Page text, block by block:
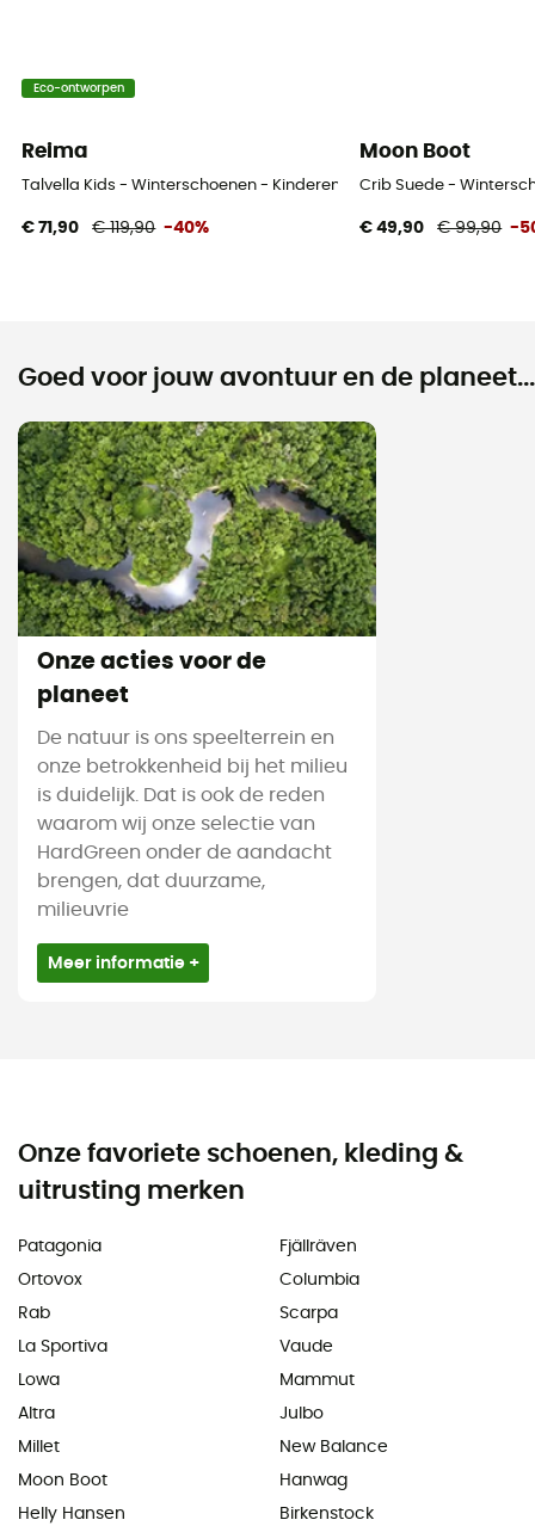
Eco-ontworpen
Reima
Talvella Kids - Winterschoenen - Kinderen
€ 71,90 € 119,90 -40%
Moon Boot
Crib Suede -
€ 49,90 € 99,90 -
Goed voor jouw avontuur en de planeet...
Onze acties voor de
planeet
De natuur is ons speelterrein en
onze betrokkenheid bij het milieu
is duidelijk. Dat is ook de reden
waarom wij onze selectie van
HardGreen onder de aandacht
brengen, dat duurzame,
milieuvrie
Meer informatie +
Onze favoriete schoenen, kleding &
uitrusting merken
Patagonia
Ortovox
Rab
La Sportiva
Lowa
Altra
Millet
Moon Boot
Helly Hansen
Fjällräven
Columbia
Scarpa
Vaude
Mammut
Julbo
New Balance
Hanwag
Birkenstock